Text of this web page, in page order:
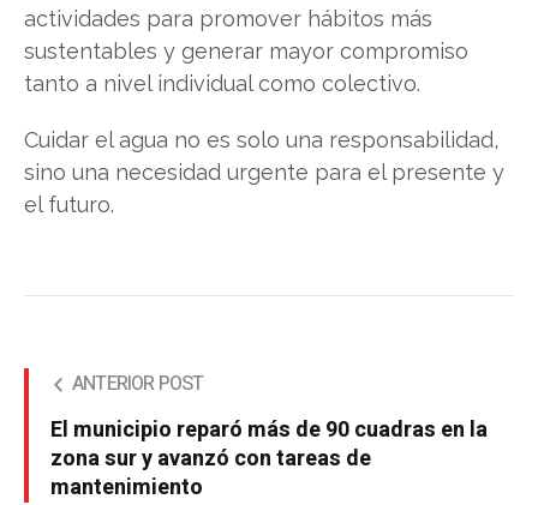
actividades para promover hábitos más
sustentables y generar mayor compromiso
tanto a nivel individual como colectivo.
Cuidar el agua no es solo una responsabilidad,
sino una necesidad urgente para el presente y
el futuro.
ANTERIOR POST
El municipio reparó más de 90 cuadras en la
zona sur y avanzó con tareas de
mantenimiento